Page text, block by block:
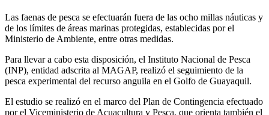
Las faenas de pesca se efectuarán fuera de las ocho millas náuticas y
de los límites de áreas marinas protegidas, establecidas por el
Ministerio de Ambiente, entre otras medidas.
Para llevar a cabo esta disposición, el Instituto Nacional de Pesca
(INP), entidad adscrita al MAGAP, realizó el seguimiento de la
pesca experimental del recurso anguila en el Golfo de Guayaquil.
El estudio se realizó en el marco del Plan de Contingencia efectuado
por el Viceministerio de Acuacultura y Pesca, que orienta también el